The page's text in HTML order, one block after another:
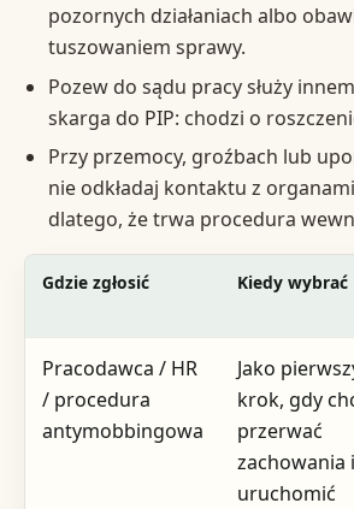
pozornych działaniach albo
tuszowaniem sprawy.
Pozew do sądu pracy służy
skarga do PIP: chodzi o
Przy przemocy, groźbach lub
nie odkładaj kontaktu z
dlatego, że trwa procedura
Gdzie zgłosić Kiedy wybrać
Pracodawca / HR
/ procedura
antymobbingowa
Jako
krok, gdy
przerwać
zachowania i
uruchomić